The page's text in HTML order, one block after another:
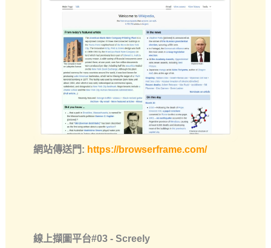
網站傳送門: https://browserframe.com/
線上擷圖平台#03 - Screely